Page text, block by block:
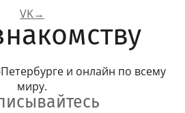
VK→
и онлайн по всему
миру.